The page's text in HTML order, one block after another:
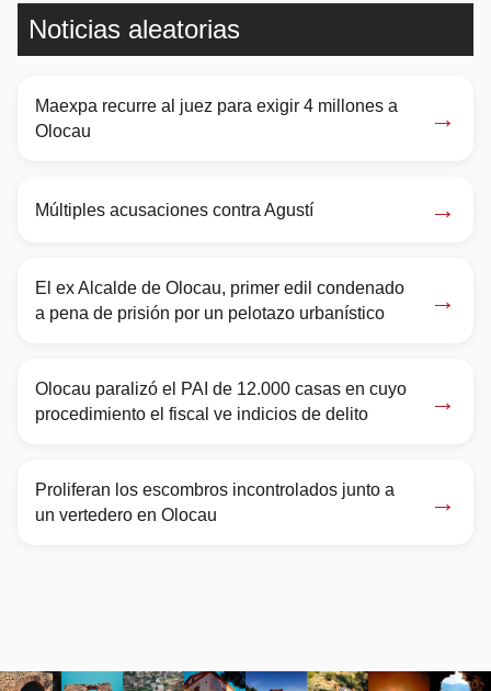
Noticias aleatorias
Maexpa recurre al juez para exigir 4 millones a
Olocau
→
Múltiples acusaciones contra Agustí →
El ex Alcalde de Olocau, primer edil condenado
a pena de prisión por un pelotazo urbanístico
→
Olocau paralizó el PAI de 12.000 casas en cuyo
procedimiento el fiscal ve indicios de delito
→
Proliferan los escombros incontrolados junto a
un vertedero en Olocau
→